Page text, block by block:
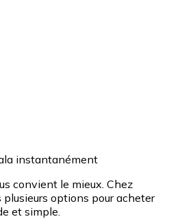
instantanément
convient le mieux. Chez
options pour acheter
et simple.